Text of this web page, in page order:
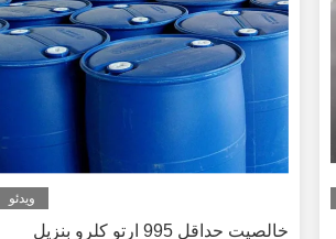
ویدئو
خالصیت حداقل 995 ارتو کلرو بنزیل